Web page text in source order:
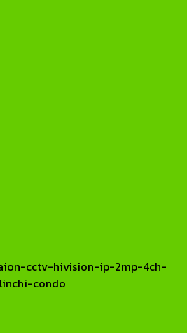
cctv-hivision-ip-2mp-4ch-
condo